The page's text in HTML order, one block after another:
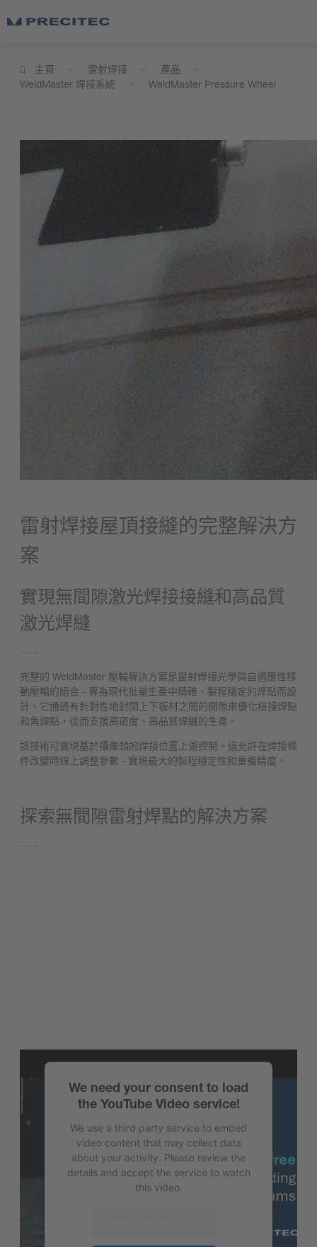
主頁 雷射焊接
產品
WeldMaster 焊接系統
WeldMaster Pressure Wheel
雷射焊接屋頂接縫的完整解決方
案
實現無間隙激光焊接接縫和高品質
激光焊縫
完整的 WeldMaster 壓輪解決方案是雷射焊接光學與自適應性移
動壓輪的組合 - 專為現代批量生產中精確、製程穩定的焊點而設
計。它通過有針對性地封閉上下板材之間的間隙來優化搭接焊點
和角焊點，從而支援高密度、高品質焊縫的生產。
該技術可實現基於攝像頭的焊接位置上游控制。這允許在焊接條
件改變時線上調整參數 - 實現最大的製程穩定性和重複精度。
探索無間隙雷射焊點的解決方案
We need your consent to load
the YouTube Video service!
We use a third party service to embed
video content that may collect data
about your activity. Please review the
details and accept the service to watch
this video.